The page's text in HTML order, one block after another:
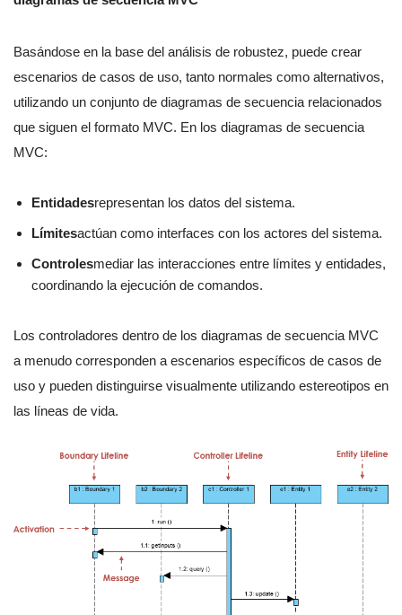
Basándose en la base del análisis de robustez, puede crear
escenarios de casos de uso, tanto normales como alternativos,
utilizando un conjunto de diagramas de secuencia relacionados
que siguen el formato MVC. En los diagramas de secuencia
MVC:
Entidadesrepresentan los datos del sistema.
Límitesactúan como interfaces con los actores del sistema.
Controlesmediar las interacciones entre límites y entidades,
coordinando la ejecución de comandos.
Los controladores dentro de los diagramas de secuencia MVC
a menudo corresponden a escenarios específicos de casos de
uso y pueden distinguirse visualmente utilizando estereotipos en
las líneas de vida.